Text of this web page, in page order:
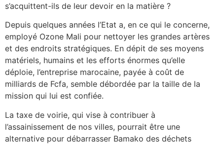
s’acquittent-ils de leur devoir en la matière ?
Depuis quelques années l’Etat a, en ce qui le concerne,
employé Ozone Mali pour nettoyer les grandes artères
et des endroits stratégiques. En dépit de ses moyens
matériels, humains et les efforts énormes qu’elle
déploie, l’entreprise marocaine, payée à coût de
milliards de Fcfa, semble débordée par la taille de la
mission qui lui est confiée.
La taxe de voirie, qui vise à contribuer à
l’assainissement de nos villes, pourrait être une
alternative pour débarrasser Bamako des déchets